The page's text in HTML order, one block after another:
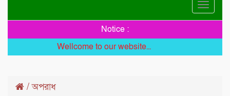
Toggle
Notice :
Wellcome to our website...
/অপরাধ